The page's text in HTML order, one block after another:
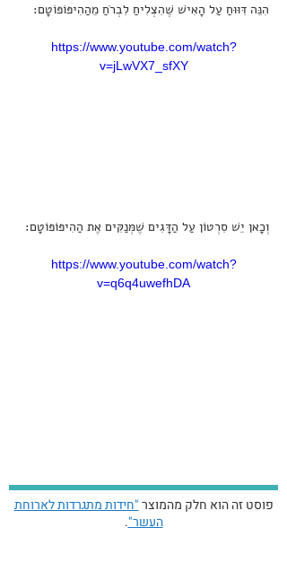
הִנֵּה דִּוּוּחַ עַל הָאִישׁ שֶׁהִצְלִיחַ לִבְרֹחַ מֵהַהִיפּוֹפּוֹטָם:
https://www.youtube.com/watch?
v=jLwVX7_sfXY
וְכָאן יֵשׁ סִרְטוֹן עַל הַדָּגִים שֶׁמְּנַקִּים אֶת הַהִיפּוֹפּוֹטָם:
https://www.youtube.com/watch?
v=q6q4uwefhDA
פוסט זה הוא חלק מהמוצר"חידות מתגרדות לארוחת
העשר".